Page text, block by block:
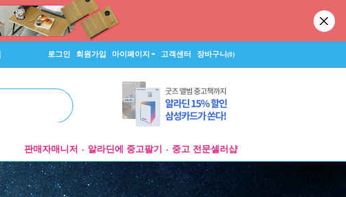
로그인 회원가입 마이페이지 고객센터 장바구니(0)
판매자매니저 알라딘에 중고팔기 중고 전문셀러샵